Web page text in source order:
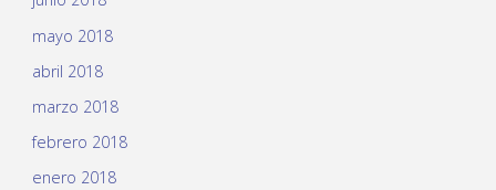
mayo 2018
abril 2018
marzo 2018
febrero 2018
enero 2018